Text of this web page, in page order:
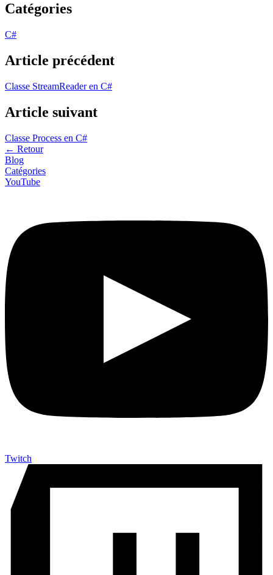
Catégories
C#
Article précédent
Classe StreamReader en C#
Article suivant
Classe Process en C#
← Retour
Blog
Catégories
YouTube
Twitch